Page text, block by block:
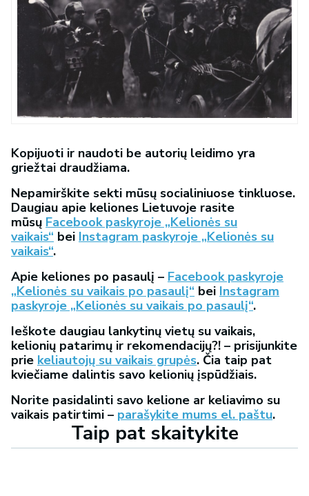
Kopijuoti ir naudoti be autorių leidimo yra
griežtai draudžiama.
Nepamirškite sekti mūsų socialiniuose tinkluose.
Daugiau apie keliones Lietuvoje rasite
mūsų Facebook paskyroje „Kelionės su
vaikais“ bei Instagram paskyroje „Kelionės su
vaikais“.
Apie keliones po pasaulį – Facebook paskyroje
„Kelionės su vaikais po pasaulį“ bei Instagram
paskyroje „Kelionės su vaikais po pasaulį“.
Ieškote daugiau lankytinų vietų su vaikais,
kelionių patarimų ir rekomendacijų?! – prisijunkite
prie keliautojų su vaikais grupės. Čia taip pat
kviečiame dalintis savo kelionių įspūdžiais.
Norite pasidalinti savo kelione ar keliavimo su
vaikais patirtimi – parašykite mums el. paštu.
Taip pat skaitykite